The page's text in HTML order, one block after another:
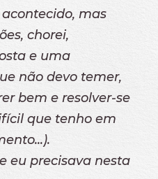
mas
chorei,
e uma
não devo temer,
bem e resolver-se
que tenho em
eu precisava nesta